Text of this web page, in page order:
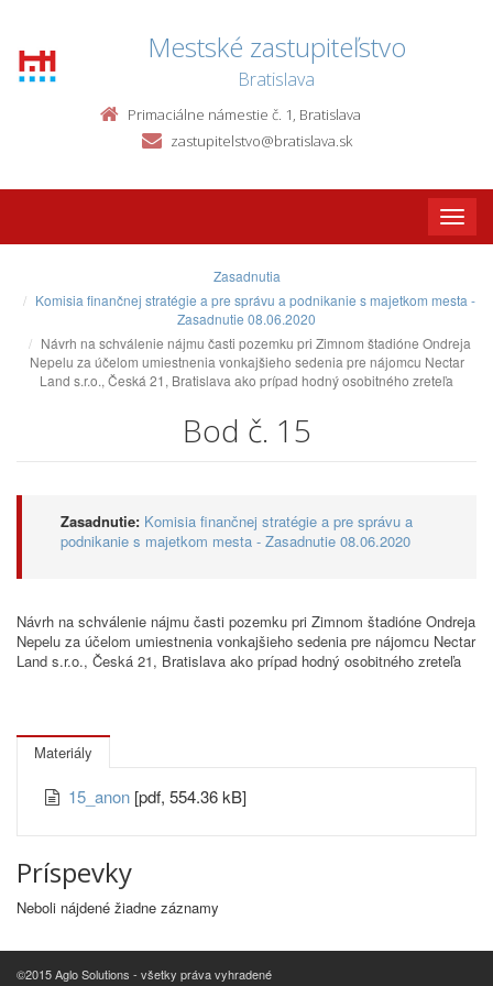
Mestské zastupiteľstvo
Bratislava
Primaciálne námestie č. 1, Bratislava
zastupitelstvo@bratislava.sk
Toggle
Zasadnutia
Komisia finančnej stratégie a pre správu a podnikanie s majetkom mesta -
Zasadnutie 08.06.2020
Návrh na schválenie nájmu časti pozemku pri Zimnom štadióne Ondreja
Nepelu za účelom umiestnenia vonkajšieho sedenia pre nájomcu Nectar
Land s.r.o., Česká 21, Bratislava ako prípad hodný osobitného zreteľa
Bod č. 15
Zasadnutie: Komisia finančnej stratégie a pre správu a
podnikanie s majetkom mesta - Zasadnutie 08.06.2020
Návrh na schválenie nájmu časti pozemku pri Zimnom štadióne Ondreja
Nepelu za účelom umiestnenia vonkajšieho sedenia pre nájomcu Nectar
Land s.r.o., Česká 21, Bratislava ako prípad hodný osobitného zreteľa
Materiály
15_anon [pdf, 554.36 kB]
Príspevky
Neboli nájdené žiadne záznamy
©2015 Aglo Solutions - všetky práva vyhradené